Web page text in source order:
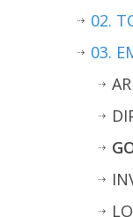
02.
03.